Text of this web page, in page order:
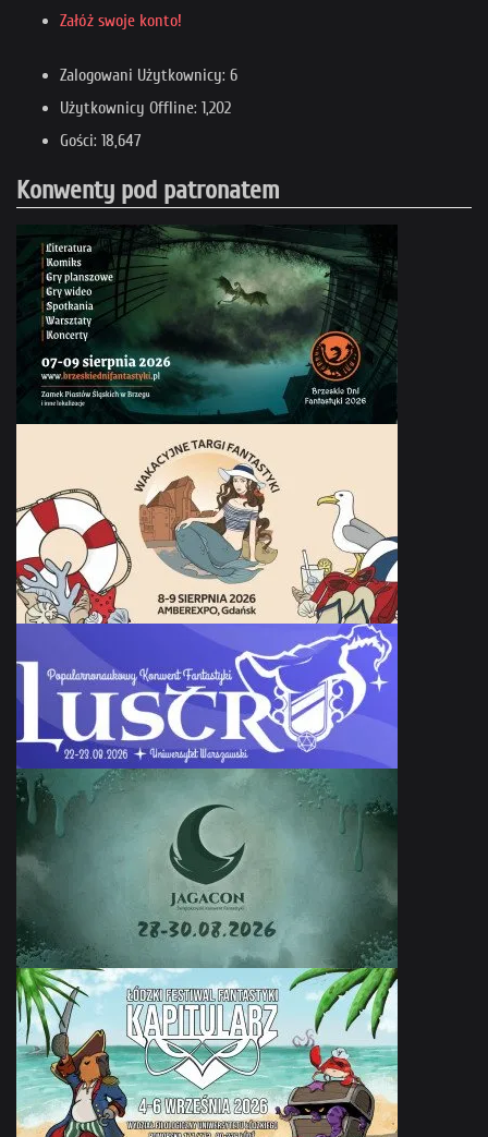
Załóż swoje konto!
Zalogowani Użytkownicy: 6
Użytkownicy Offline: 1,202
Gości: 18,647
Konwenty pod patronatem